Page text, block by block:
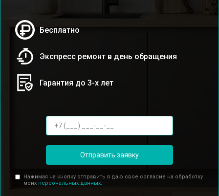
Бесплатно
Экспресс ремонт в день обращения
Гарантия до 3-х лет
Отправить заявку
Нажимая на кнопку отправить я даю свое согласие на обработку
моих персональных данных.